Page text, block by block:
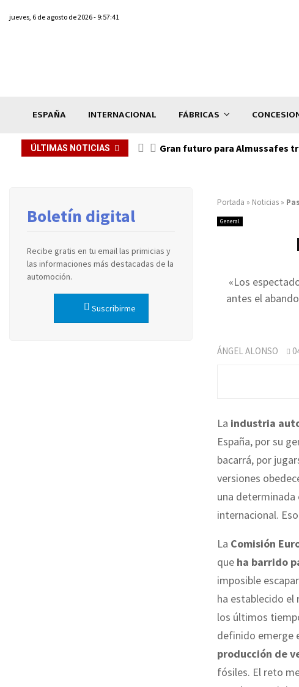
jueves, 6 de agosto de 2026 - 9:57:41
ESPAÑA INTERNACIONAL FÁBRICAS
ÚLTIMAS NOTICIAS Gran futuro para Almussafes
Portada » Noticias »
General
«Los
antes el
ÁNGEL ALONSO
La industria
España, por su
bacarrá, por
versiones
una determinada
internacional.
La Comisión
que ha barrido
imposible
ha establecido el
los últimos
definido emerge
producción de
fósiles. El reto
Boletín digital
Recibe gratis en tu email las primicias y
las informaciones más destacadas de la
automoción.
Suscribirme